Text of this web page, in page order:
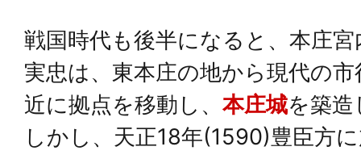
戦国時代も後半になると、本庄宮
実忠は、東本庄の地から現代の市
近に拠点を移動し、 本庄城を築
しかし、天正18年(1590)豊臣方